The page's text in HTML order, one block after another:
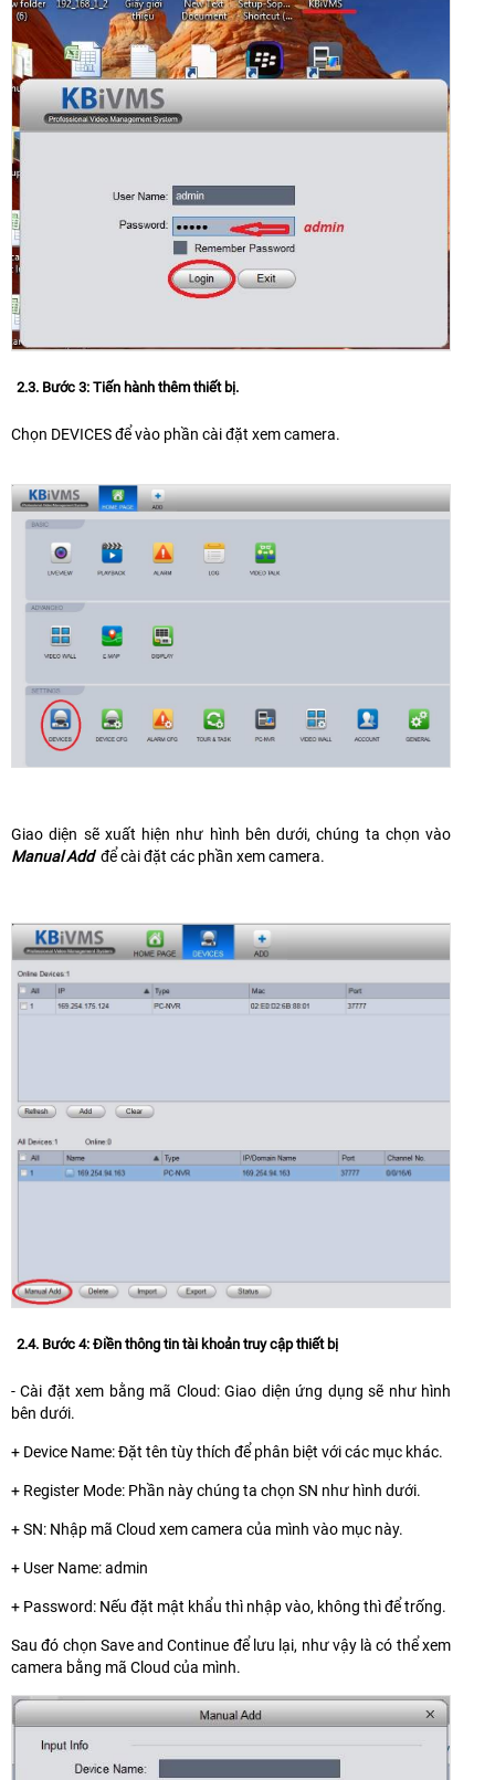
2.3. Bước 3: Tiến hành thêm thiết bị.
Chọn DEVICES để vào phần cài đặt xem camera.
Giao diện sẽ xuất hiện như hình bên dưới, chúng ta chọn vào
Manual Add để cài đặt các phần xem camera.
2.4. Bước 4: Điền thông tin tài khoản truy cập thiết bị
- Cài đặt xem bằng mã Cloud: Giao diện ứng dụng sẽ như hình
bên dưới.
+ Device Name: Đặt tên tùy thích để phân biệt với các mục khác.
+ Register Mode: Phần này chúng ta chọn SN như hình dưới.
+ SN: Nhập mã Cloud xem camera của mình vào mục này.
+ User Name: admin
+ Password: Nếu đặt mật khẩu thì nhập vào, không thì để trống.
Sau đó chọn Save and Continue để lưu lại, như vậy là có thể xem
camera bằng mã Cloud của mình.